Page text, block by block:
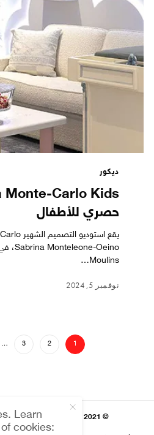
ديكور
حصري للأطفال
Moulins…
نوفمبر 5, 2024
1
2
3
…
© 2021 HARMONIES MAGAZINE جميع الحقوق محفوظة
Learn
cookies: